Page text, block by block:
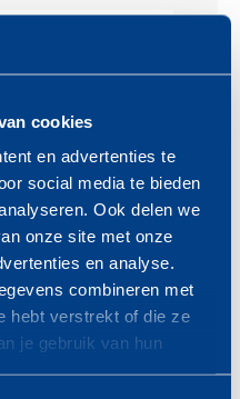
cookies
en advertenties te
social media te bieden
Ook delen we
onze site met onze
en analyse.
combineren met
hebt verstrekt of die ze
je gebruik van hun
>
UUR